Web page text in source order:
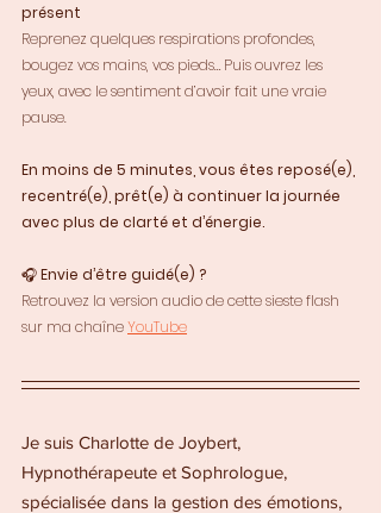
présent
Reprenez quelques respirations profondes,
bougez vos mains, vos pieds… Puis ouvrez les
yeux, avec le sentiment d’avoir fait une vraie
pause.
En moins de 5 minutes, vous êtes reposé(e),
recentré(e), prêt(e) à continuer la journée
avec plus de clarté et d’énergie.
🎧 Envie d’être guidé(e) ?
Retrouvez la version audio de cette sieste flash
sur ma chaîne YouTube
Je suis Charlotte de Joybert,
Hypnothérapeute et Sophrologue,
spécialisée dans la gestion des émotions,